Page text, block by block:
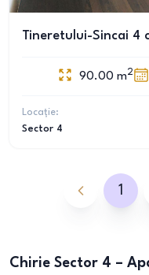
Tineretului-Sincai 4
90.00 m2
Locație:
Sector 4
1
Chirie Sector 4 –